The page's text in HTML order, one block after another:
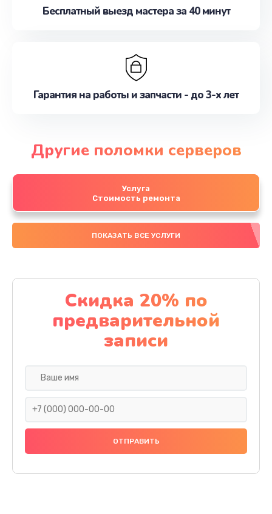
Бесплатный выезд мастера за 40 минут
Гарантия на работы и запчасти - до 3-х лет
Другие поломки серверов
Услуга
Стоимость ремонта
ПОКАЗАТЬ ВСЕ УСЛУГИ
Скидка 20% по
предварительной
записи